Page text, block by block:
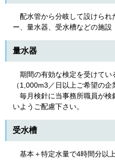
配水管から分岐して設けられ
ー、量水器、受水槽などの施設
量水器
期間の有効な検定を受けてい
（1,000m3／日以上ご希望の企
毎月検針に当事務所職員が検
いようご配慮下さい。
受水槽
基本＋特定水量で4時間分以